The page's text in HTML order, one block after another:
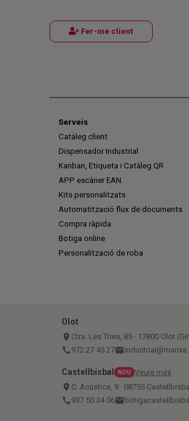
Fer-me client
Serveis
Catàleg client
Dispensador Industrial
Kanban, Etiqueta i Catàleg QR
APP escàner EAN
Kits personalitzats
Automatització flux de documents
Compra ràpida
Botiga online
Personalització de roba
Olot
place Ctra. Les Tries, 85 · 17800 Olot
call 972 27 45 27email
Castellbisbal NOU Veure més
place C. Acústica, 9 · 08755
call 937 50 34 06email